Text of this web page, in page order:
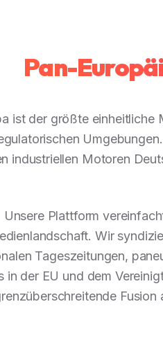
Pan-
ist der größte einheitliche
industriellen Motoren
Unsere Plattform
Wir
Tageszeitungen,
in der EU und dem